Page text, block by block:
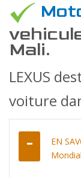
Mali.
LEXUS
voiture
EN